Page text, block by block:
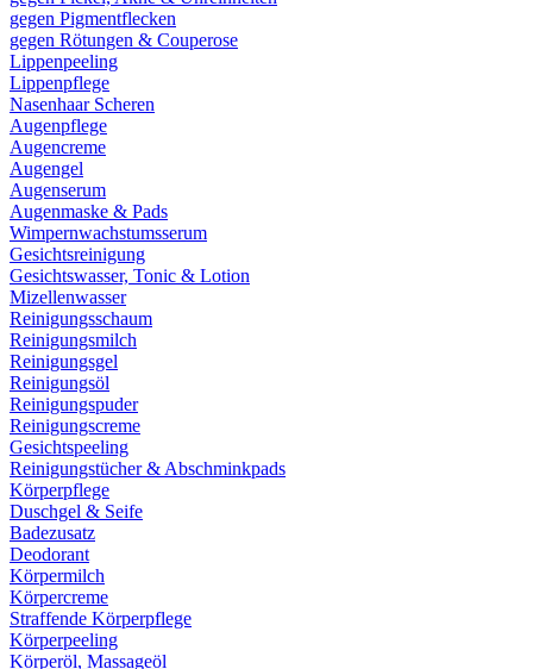
gegen Pigmentflecken
gegen Rötungen & Couperose
Lippenpeeling
Lippenpflege
Nasenhaar Scheren
Augenpflege
Augencreme
Augengel
Augenserum
Augenmaske & Pads
Wimpernwachstumsserum
Gesichtsreinigung
Gesichtswasser, Tonic & Lotion
Mizellenwasser
Reinigungsschaum
Reinigungsmilch
Reinigungsgel
Reinigungsöl
Reinigungspuder
Reinigungscreme
Gesichtspeeling
Reinigungstücher & Abschminkpads
Körperpflege
Duschgel & Seife
Badezusatz
Deodorant
Körpermilch
Körpercreme
Straffende Körperpflege
Körperpeeling
Körperöl, Massageöl